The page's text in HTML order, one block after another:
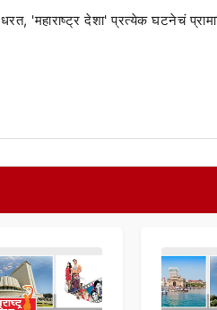
धरत, 'महाराष्ट्र देशा' प्रत्येक घटनेचं